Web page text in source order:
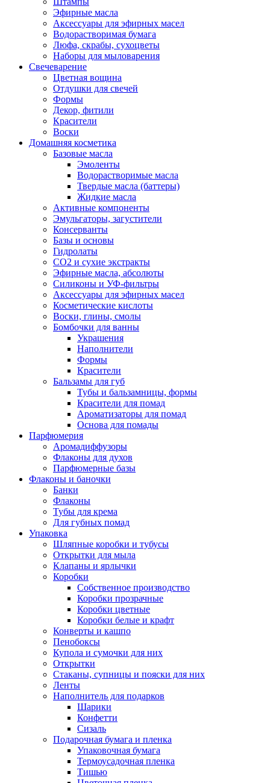
Эфирные масла
Аксессуары для эфирных масел
Водорастворимая бумага
Люфа, скрабы, сухоцветы
Наборы для мыловарения
Свечеварение
Цветная вощина
Отдушки для свечей
Формы
Декор, фитили
Красители
Воски
Домашняя косметика
Базовые масла
Эмоленты
Водорастворимые масла
Твердые масла (баттеры)
Жидкие масла
Активные компоненты
Эмульгаторы, загустители
Консерванты
Базы и основы
Гидролаты
СО2 и сухие экстракты
Эфирные масла, абсолюты
Силиконы и УФ-фильтры
Аксессуары для эфирных масел
Косметические кислоты
Воски, глины, смолы
Бомбочки для ванны
Украшения
Наполнители
Формы
Красители
Бальзамы для губ
Тубы и бальзамницы, формы
Красители для помад
Ароматизаторы для помад
Основа для помады
Парфюмерия
Аромадиффузоры
Флаконы для духов
Парфюмерные базы
Флаконы и баночки
Банки
Флаконы
Тубы для крема
Для губных помад
Упаковка
Шляпные коробки и тубусы
Открытки для мыла
Клапаны и ярлычки
Коробки
Собственное производство
Коробки прозрачные
Коробки цветные
Коробки белые и крафт
Конверты и кашпо
Пенобоксы
Купола и сумочки для них
Открытки
Стаканы, супницы и пояски для них
Ленты
Наполнитель для подарков
Шарики
Конфетти
Сизаль
Подарочная бумага и пленка
Упаковочная бумага
Термоусадочная пленка
Тишью